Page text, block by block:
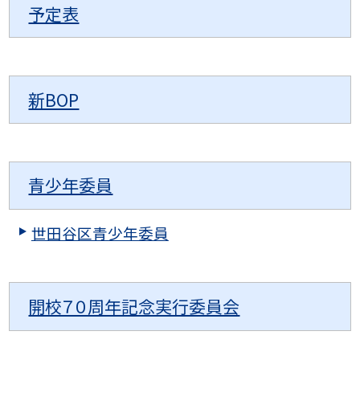
予定表
新BOP
青少年委員
世田谷区青少年委員
開校７０周年記念実行委員会